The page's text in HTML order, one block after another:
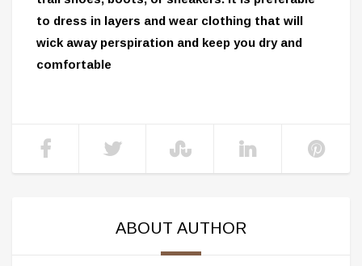
to dress in layers and wear clothing that will
wick away perspiration and keep you dry and
comfortable
ABOUT AUTHOR